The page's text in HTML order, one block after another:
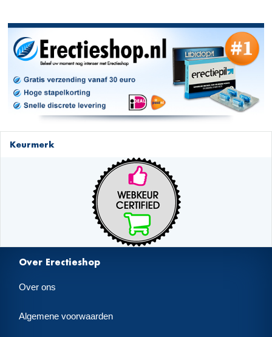
Keurmerk
Over Erectieshop
Over ons
Algemene voorwaarden